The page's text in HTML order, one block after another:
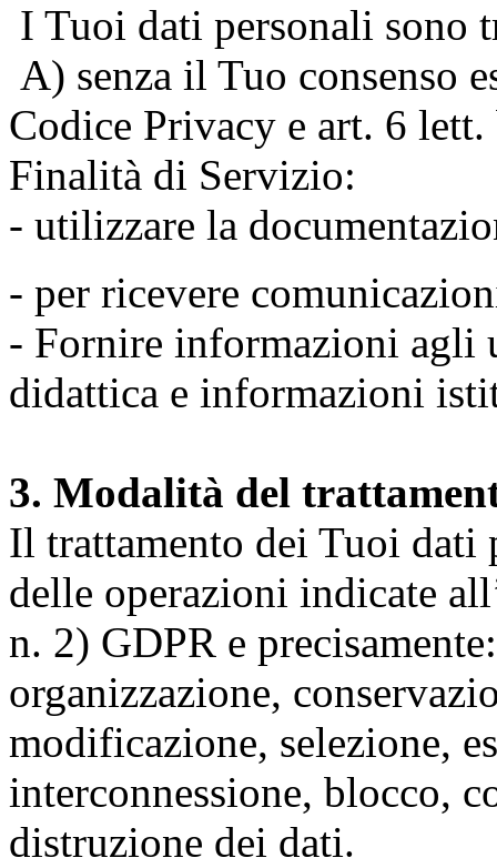
I Tuoi dati personali sono
A) senza il Tuo consenso
Codice Privacy e art. 6
Finalità di Servizio:
- utilizzare la
- per ricevere
- Fornire informazioni agli
didattica e informazioni
3. Modalità del
Il trattamento dei Tuoi dati
delle operazioni indicate
n. 2) GDPR e
organizzazione,
modificazione, selezione,
interconnessione, blocco,
distruzione dei dati.